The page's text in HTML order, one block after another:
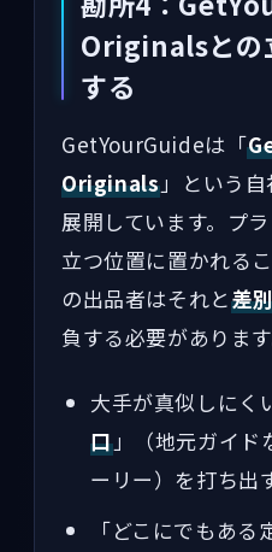
Originalsとの
する
GetYourGuideは「
Originals」という
展開しています。プ
立つ位置に置かれる
の出品者はそれと差
負する必要があります
大手が真似しにく
口」（地元ガイド
ーリー）を打ち出
「どこにでもあ